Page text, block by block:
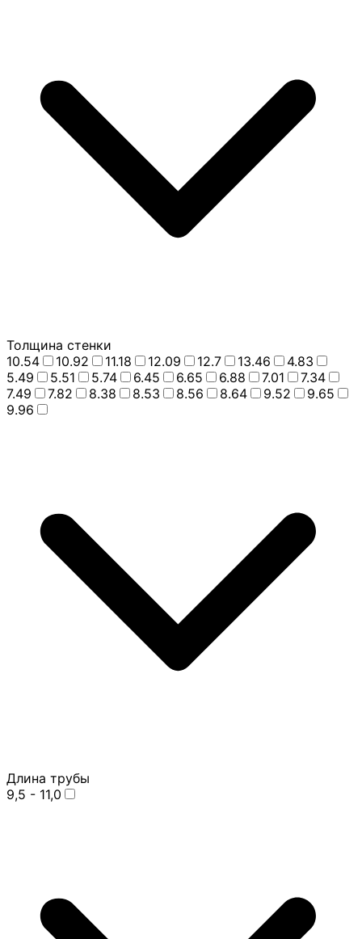
Толщина стенки
10.54
10.92 11.18 12.09 12.7 13.46
4.83
5.49
5.51 5.74 6.45 6.65 6.88 7.01
7.34
7.49
7.82 8.38 8.53 8.56 8.64 9.52
9.65
9.96
Длина трубы
9,5 - 11,0